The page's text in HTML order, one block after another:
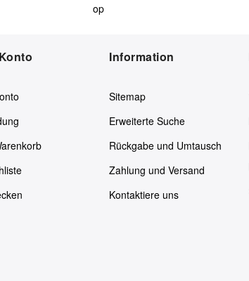
op
Information
Sitemap
Erweiterte Suche
Rückgabe und Umtausch
Zahlung und Versand
Kontaktiere uns